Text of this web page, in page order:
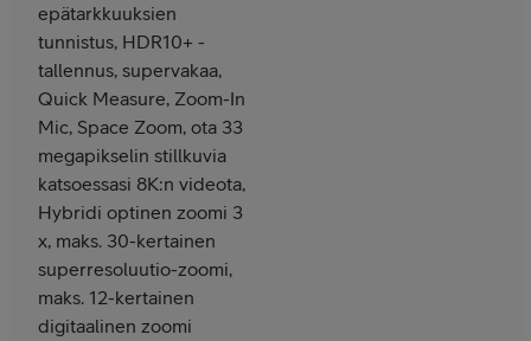
epätarkkuuksien
tunnistus, HDR10+ -
tallennus, supervakaa,
Quick Measure, Zoom-In
Mic, Space Zoom, ota 33
megapikselin stillkuvia
katsoessasi 8K:n videota,
Hybridi optinen zoomi 3
x, maks. 30-kertainen
superresoluutio-zoomi,
maks. 12-kertainen
digitaalinen zoomi